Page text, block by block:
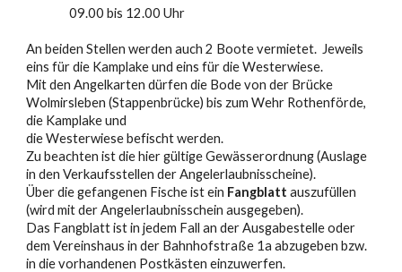
09.00 bis 12.00 Uhr
An beiden Stellen werden auch 2 Boote vermietet. Jeweils
eins für die Kamplake und eins für die Westerwiese.
Mit den Angelkarten dürfen die Bode von der Brücke
Wolmirsleben (Stappenbrücke) bis zum Wehr Rothenförde,
die Kamplake und
die Westerwiese befischt werden.
Zu beachten ist die hier gültige Gewässerordnung (Auslage
in den Verkaufsstellen der Angelerlaubnisscheine).
Über die gefangenen Fische ist ein Fangblatt auszufüllen
(wird mit der Angelerlaubnisschein ausgegeben).
Das Fangblatt ist in jedem Fall an der Ausgabestelle oder
dem Vereinshaus in der Bahnhofstraße 1a abzugeben bzw.
in die vorhandenen Postkästen einzuwerfen.